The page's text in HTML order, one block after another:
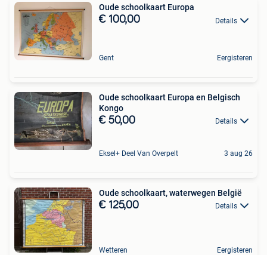
Oude schoolkaart Europa
€ 100,00 Details
Gent Eergisteren
Oude schoolkaart Europa en Belgisch
Kongo
€ 50,00 Details
Eksel+ Deel Van Overpelt 3 aug 26
Oude schoolkaart, waterwegen België
€ 125,00 Details
Wetteren Eergisteren